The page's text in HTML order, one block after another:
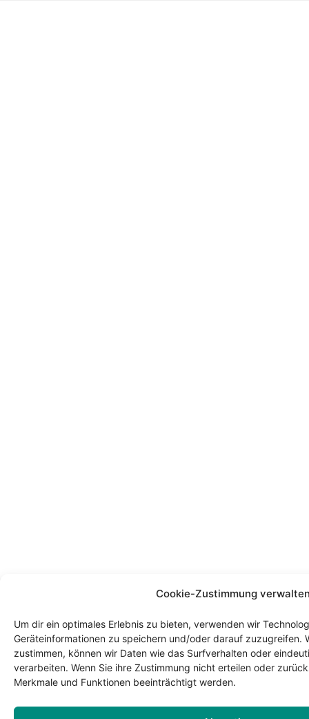
Cookie-Zustimmung
Um dir ein optimales Erlebnis zu bieten, verwenden wir
Geräteinformationen zu speichern und/oder darauf zuzugreifen.
zustimmen, können wir Daten wie das Surfverhalten oder
verarbeiten. Wenn Sie ihre Zustimmung nicht erteilen oder
Merkmale und Funktionen beeinträchtigt werden.